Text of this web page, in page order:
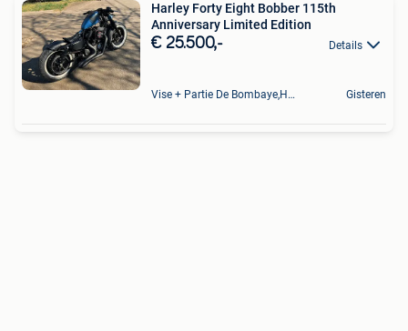
Harley Forty Eight Bobber 115th
Anniversary Limited Edition
€ 25.500,- Details
Vise + Partie De Bombaye,Hac- Court, Hermalle-Ss-Argenteau Gisteren